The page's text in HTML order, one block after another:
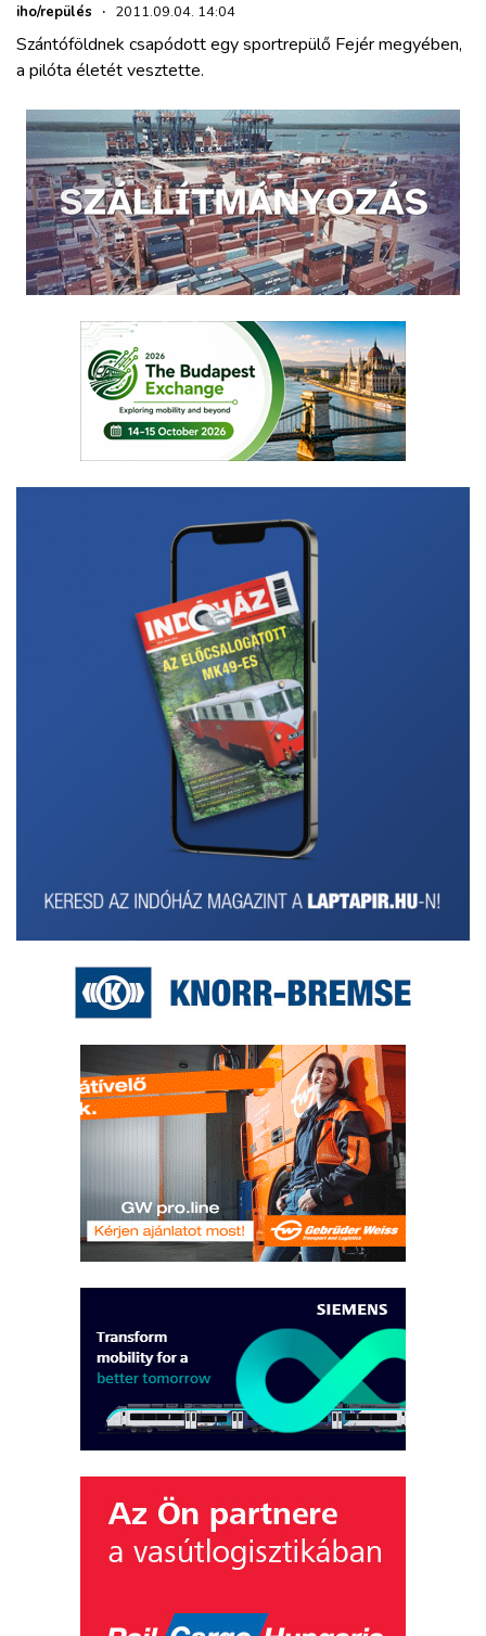
iho/repülés · 2011.09.04. 14:04
Szántóföldnek csapódott egy sportrepülő Fejér megyében,
a pilóta életét vesztette.